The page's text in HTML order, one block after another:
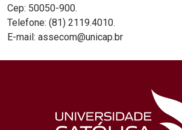
Cep: 50050-900.
Telefone: (81) 2119.4010.
E-mail: assecom@unicap.br